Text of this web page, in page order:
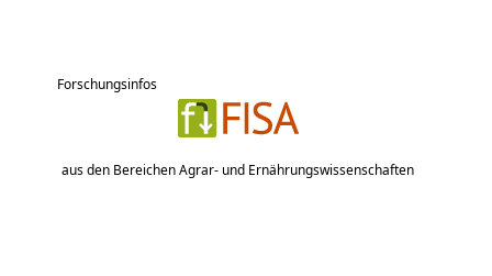
Forschungsinfos
aus den Bereichen Agrar- und Ernährungswissenschaften